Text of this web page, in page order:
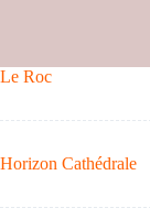
Le Roc
Horizon Cathédrale